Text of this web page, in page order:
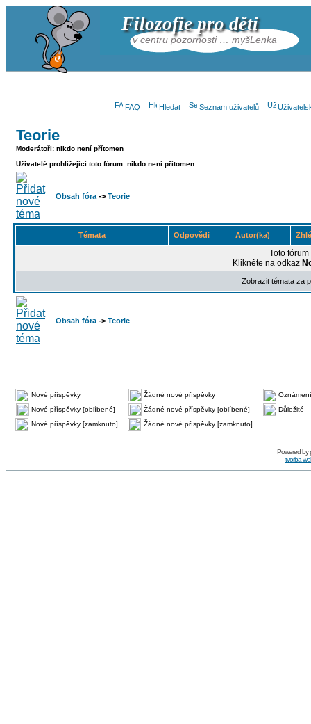
Filozofie pro děti
v centru pozornosti … myšLenka
FAQ Hledat Seznam uživatelů
Teorie
Moderátoři: nikdo není přítomen
Uživatelé prohlížející toto fórum: nikdo není přítomen
Obsah fóra -> Teorie
Témata Odpovědi Autor(ka)
Toto
Klikněte na odkaz
Zobrazit témata za
Obsah fóra -> Teorie
Nové příspěvky Žádné nové příspěvky
Oznámení
Nové příspěvky [oblíbené]
Žádné nové příspěvky [oblíbené]
Důležité
Nové příspěvky [zamknuto]
Žádné nové příspěvky [zamknuto]
Powered by
tvorba